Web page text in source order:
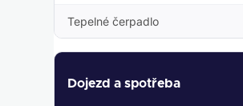
Tepelné čerpadlo
Dojezd a spotřeba